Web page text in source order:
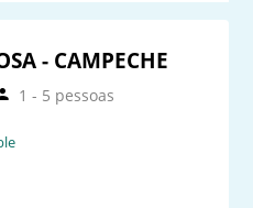
- CAMPECHE
1 - 5 pessoas